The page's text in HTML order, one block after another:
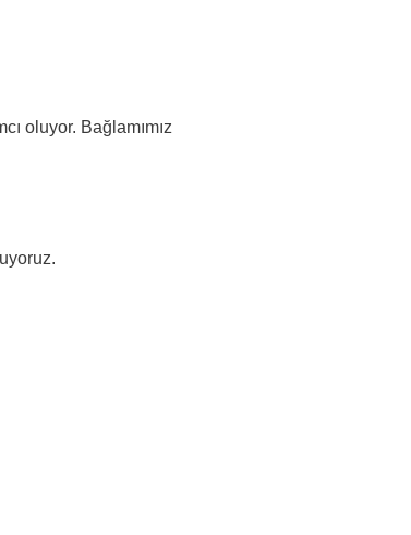
oluyor. Bağlamımız